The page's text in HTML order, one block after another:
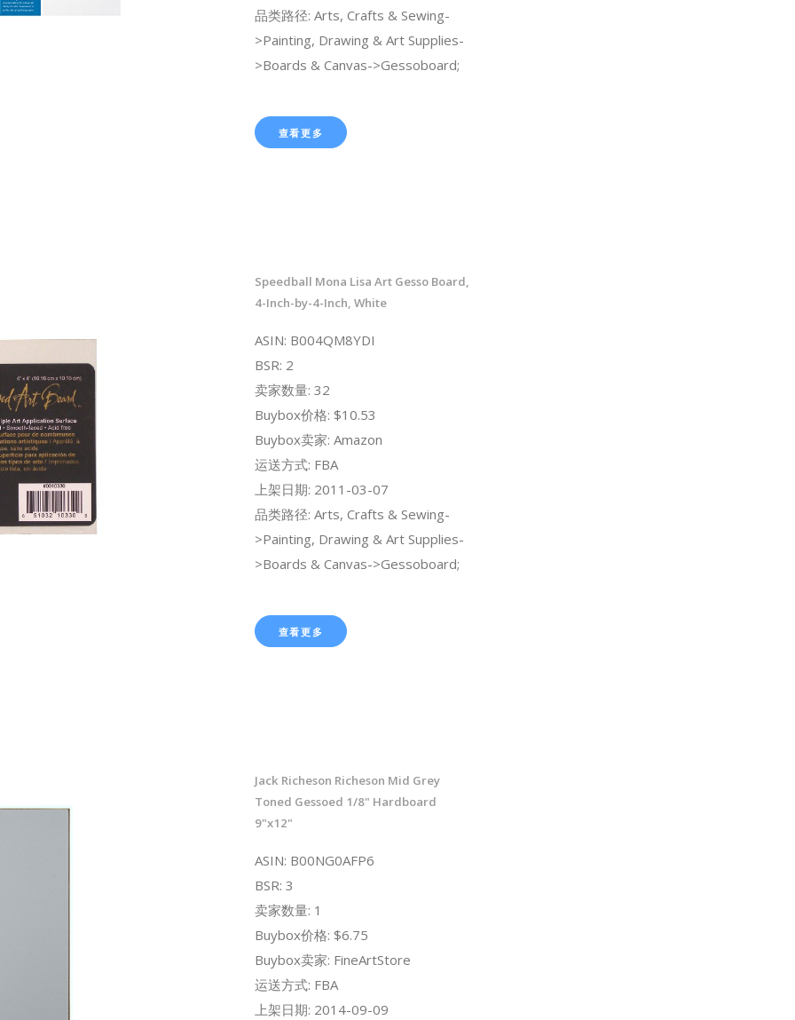
品类路径: Arts, Crafts & Sewing-
>Painting, Drawing & Art Supplies-
>Boards & Canvas->Gessoboard;
查看更多
Speedball Mona Lisa Art Gesso Board,
4-Inch-by-4-Inch, White
ASIN: B004QM8YDI
BSR: 2
卖家数量: 32
Buybox价格: $10.53
Buybox卖家: Amazon
运送方式: FBA
上架日期: 2011-03-07
品类路径: Arts, Crafts & Sewing-
>Painting, Drawing & Art Supplies-
>Boards & Canvas->Gessoboard;
查看更多
Jack Richeson Richeson Mid Grey
Toned Gessoed 1/8" Hardboard
9"x12"
ASIN: B00NG0AFP6
BSR: 3
卖家数量: 1
Buybox价格: $6.75
Buybox卖家: FineArtStore
运送方式: FBA
上架日期: 2014-09-09